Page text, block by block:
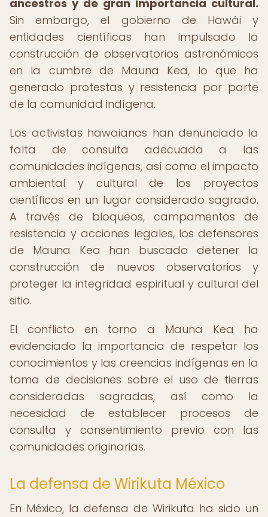
ancestros y de gran importancia cultural.
Sin embargo, el gobierno de Hawái y
entidades científicas han impulsado la
construcción de observatorios astronómicos
en la cumbre de Mauna Kea, lo que ha
generado protestas y resistencia por parte
de la comunidad indígena.
Los activistas hawaianos han denunciado la
falta de consulta adecuada a las
comunidades indígenas, así como el impacto
ambiental y cultural de los proyectos
científicos en un lugar considerado sagrado.
A través de bloqueos, campamentos de
resistencia y acciones legales, los defensores
de Mauna Kea han buscado detener la
construcción de nuevos observatorios y
proteger la integridad espiritual y cultural del
sitio.
El conflicto en torno a Mauna Kea ha
evidenciado la importancia de respetar los
conocimientos y las creencias indígenas en la
toma de decisiones sobre el uso de tierras
consideradas sagradas, así como la
necesidad de establecer procesos de
consulta y consentimiento previo con las
comunidades originarias.
La defensa de Wirikuta México
En México, la defensa de Wirikuta ha sido un